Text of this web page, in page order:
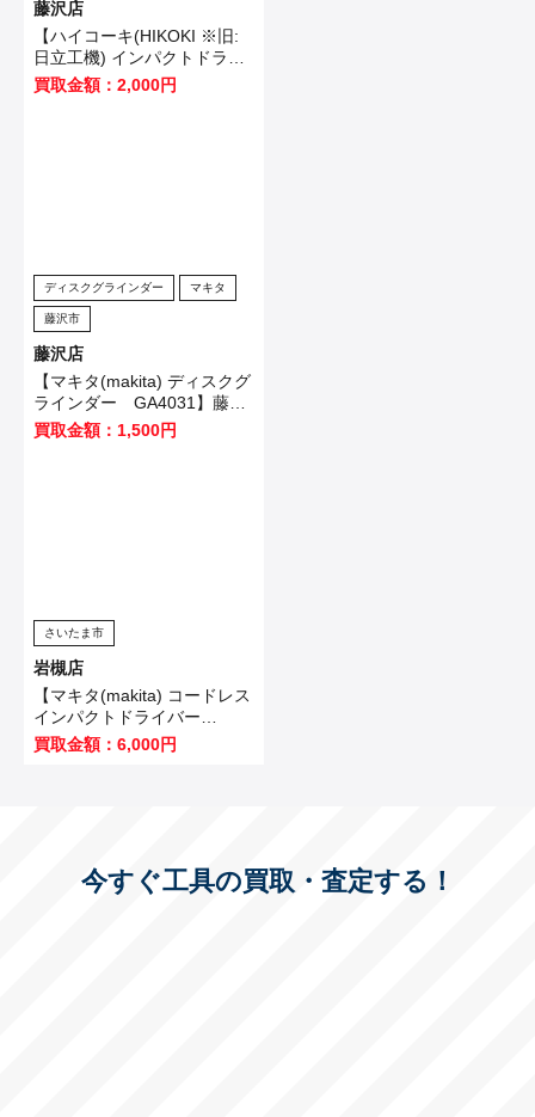
藤沢店
【ハイコーキ(HIKOKI ※旧:
日立工機) インパクトドライ
バ WH12VE】横浜市のお客
様から買取させていただきま
買取金額：2,000円
ディスクグラインダー マキタ
藤沢市
藤沢店
【マキタ(makita) ディスクグ
ラインダー GA4031】藤沢
市のお客様から買取させてい
ただきました！
買取金額：1,500円
さいたま市
岩槻店
【マキタ(makita) コードレス
インパクトドライバー
TD173DZO】坂戸市のお客
様から買取いたしました！
買取金額：6,000円
今すぐ工具の買取・査定する！